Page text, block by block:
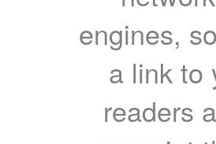
engines,
a link to
readers